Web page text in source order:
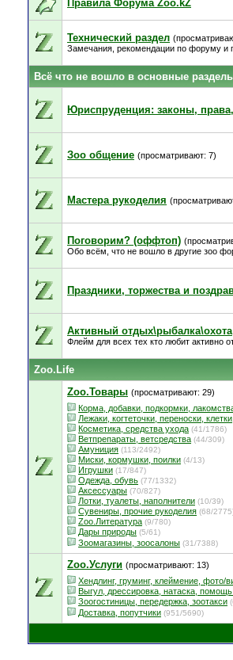
Правила Форума Zoo.kZ
Технический раздел
Замечания, рекомендации по форуму и
Всё что не вошло в основные
Юриспруденция: законы,
Зоо общение (просматривают: 7)
Мастера рукоделия
Поговорим? (оффтоп)
Обо всём, что не вошло в другие зоо
Праздники, торжества и
Активный отдых\рыбалка\охота
Флейм для всех тех кто любит активно
Zoo.Life
Zoo.Товары (просматривают: 29)
Корма, добавки, подкормки,
Лежаки, когтеточки, переноски,
Косметика, средства ухода (41/1786)
Ветпрепараты, ветсредства (44/309)
Амуниция (113/2492)
Миски, кормушки, поилки (4/13)
Игрушки (17/847)
Одежда, обувь (77/1332)
Аксессуары (70/827)
Лотки, туалеты, наполнители (10/39)
Сувениры, прочие рукоделия (68/
Zoo.Литература (9/780)
Дары природы (5/61)
Зоомагазины, зоосалоны (31/7388)
Zoo.Услуги (просматривают: 13)
Хендлинг, груминг, клеймение, фото/
Выгул, дрессировка, натаска, помощь
Зоогостиницы, передержка, зоотакси
Доставка, попутчики (951/5690)